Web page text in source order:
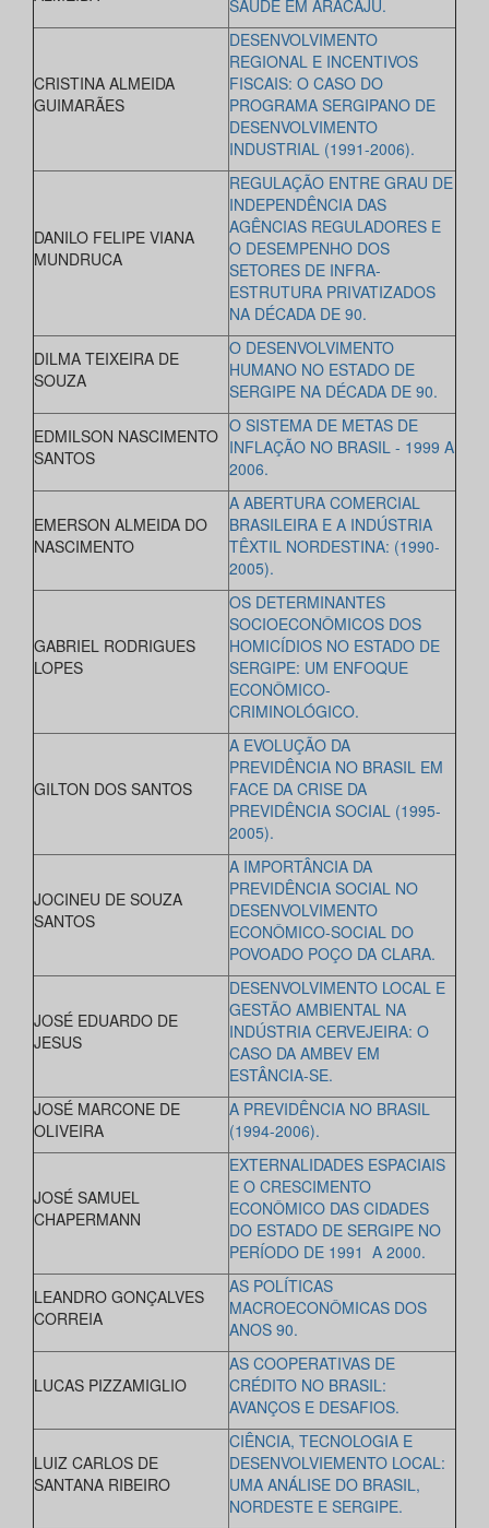
SAÚDE EM ARACAJU.
CRISTINA ALMEIDA
GUIMARÃES
DESENVOLVIMENTO
REGIONAL E INCENTIVOS
FISCAIS: O CASO DO
PROGRAMA SERGIPANO DE
DESENVOLVIMENTO
INDUSTRIAL (1991-2006).
DANILO FELIPE VIANA
MUNDRUCA
REGULAÇÃO ENTRE GRAU DE
INDEPENDÊNCIA DAS
AGÊNCIAS REGULADORES E
O DESEMPENHO DOS
SETORES DE INFRA-
ESTRUTURA PRIVATIZADOS
NA DÉCADA DE 90.
DILMA TEIXEIRA DE
SOUZA
O DESENVOLVIMENTO
HUMANO NO ESTADO DE
SERGIPE NA DÉCADA DE 90.
EDMILSON NASCIMENTO
SANTOS
O SISTEMA DE METAS DE
INFLAÇÃO NO BRASIL - 1999 A
2006.
EMERSON ALMEIDA DO
NASCIMENTO
A ABERTURA COMERCIAL
BRASILEIRA E A INDÚSTRIA
TÊXTIL NORDESTINA: (1990-
2005).
GABRIEL RODRIGUES
LOPES
OS DETERMINANTES
SOCIOECONÔMICOS DOS
HOMICÍDIOS NO ESTADO DE
SERGIPE: UM ENFOQUE
ECONÔMICO-
CRIMINOLÓGICO.
GILTON DOS SANTOS
A EVOLUÇÃO DA
PREVIDÊNCIA NO BRASIL EM
FACE DA CRISE DA
PREVIDÊNCIA SOCIAL (1995-
2005).
JOCINEU DE SOUZA
SANTOS
A IMPORTÂNCIA DA
PREVIDÊNCIA SOCIAL NO
DESENVOLVIMENTO
ECONÔMICO-SOCIAL DO
POVOADO POÇO DA CLARA.
JOSÉ EDUARDO DE
JESUS
DESENVOLVIMENTO LOCAL E
GESTÃO AMBIENTAL NA
INDÚSTRIA CERVEJEIRA: O
CASO DA AMBEV EM
ESTÂNCIA-SE.
JOSÉ MARCONE DE
OLIVEIRA
A PREVIDÊNCIA NO BRASIL
(1994-2006).
JOSÉ SAMUEL
CHAPERMANN
EXTERNALIDADES ESPACIAIS
E O CRESCIMENTO
ECONÔMICO DAS CIDADES
DO ESTADO DE SERGIPE NO
PERÍODO DE 1991 A 2000.
LEANDRO GONÇALVES
CORREIA
AS POLÍTICAS
MACROECONÔMICAS DOS
ANOS 90.
LUCAS PIZZAMIGLIO
AS COOPERATIVAS DE
CRÉDITO NO BRASIL:
AVANÇOS E DESAFIOS.
LUIZ CARLOS DE
SANTANA RIBEIRO
CIÊNCIA, TECNOLOGIA E
DESENVOLVIEMENTO LOCAL:
UMA ANÁLISE DO BRASIL,
NORDESTE E SERGIPE.